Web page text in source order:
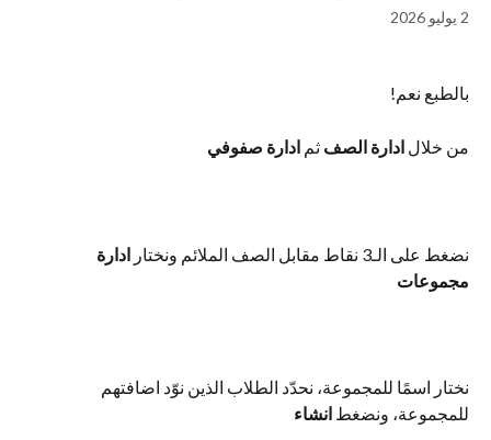
2 يوليو 2026
بالطبع نعم!
من خلال ادارة الصف ثم ادارة صفوفي
نضغط على الـ3 نقاط مقابل الصف الملائم ونختار
ادارة
مجموعات
نختار اسمًا للمجموعة، نحدّد الطلاب الذين نوّد اضافتهم
للمجموعة، ونضغط انشاء